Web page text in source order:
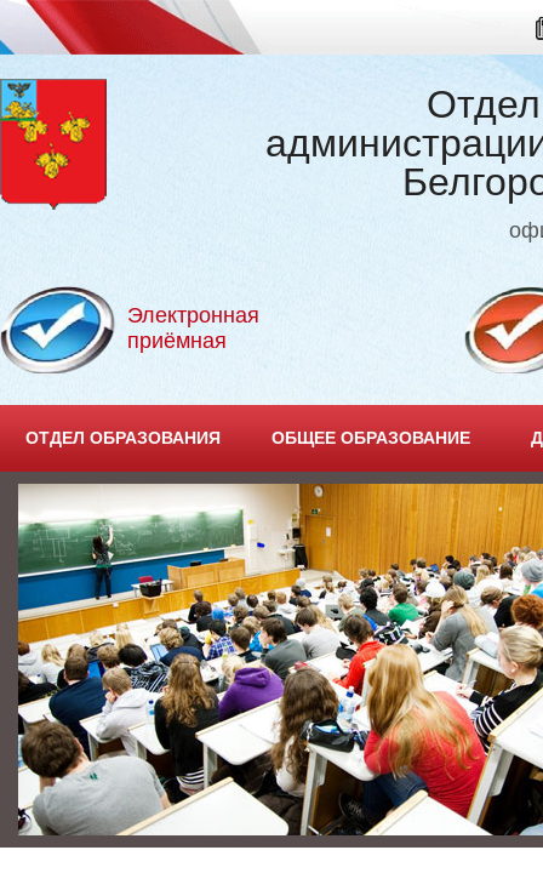
Электронная
приёмная
ОТДЕЛ ОБРАЗОВАНИЯ ОБЩЕЕ ОБРАЗОВАНИЕ